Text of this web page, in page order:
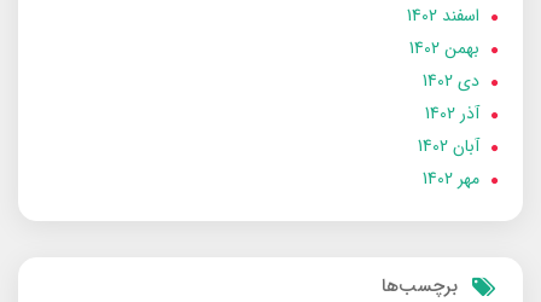
اسفند 1402
بهمن 1402
دی 1402
آذر 1402
آبان 1402
مهر 1402
برچسب‌ها